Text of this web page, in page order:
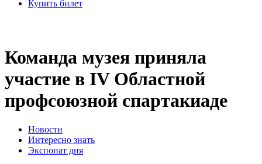
Купить билет
Команда музея приняла
участие в IV Областной
профсоюзной спартакиаде
Новости
Интересно знать
Экспонат дня